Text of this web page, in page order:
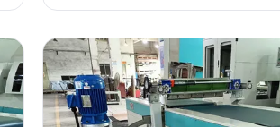
customizable curtain coater uses a
coating layers onto flat or slightly
substrates in a non-contact, high-
continuous process. Available in